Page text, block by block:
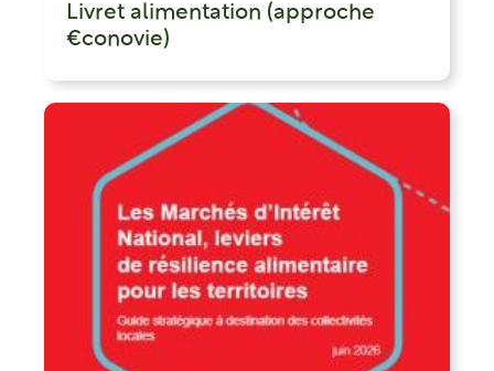
Livret alimentation (approche
€conovie)